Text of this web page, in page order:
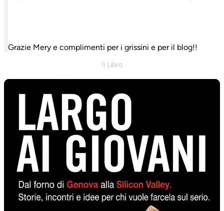
Grazie Mery e complimenti per i grissini e per il blog!!
Il Libro